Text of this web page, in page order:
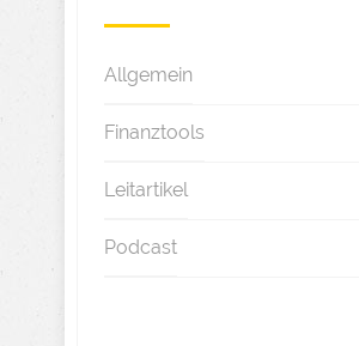
Allgemein
Finanztools
Leitartikel
Podcast